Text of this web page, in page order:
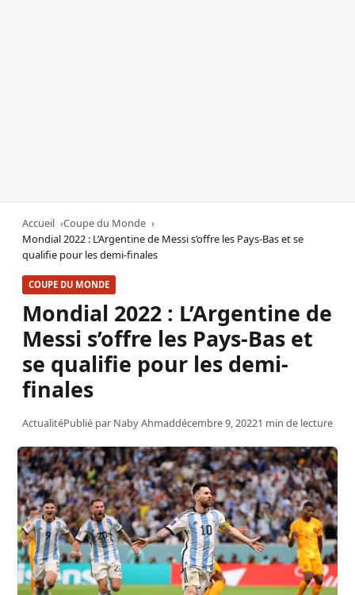
Accueil
Coupe du Monde
Mondial 2022 : L’Argentine de Messi s’offre les Pays-Bas et se
qualifie pour les demi-finales
COUPE DU MONDE
Mondial 2022 : L’Argentine de
Messi s’offre les Pays-Bas et
se qualifie pour les demi-
finales
ActualitéPublié par Naby Ahmaddécembre 9, 20221 min de lecture